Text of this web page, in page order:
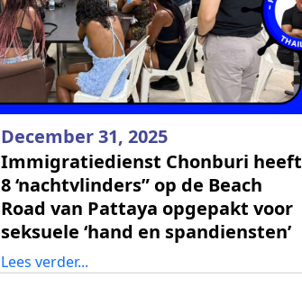
December 31, 2025
Immigratiedienst Chonburi heeft
8 ‘nachtvlinders” op de Beach
Road van Pattaya opgepakt voor
seksuele ‘hand en spandiensten’
Lees verder...